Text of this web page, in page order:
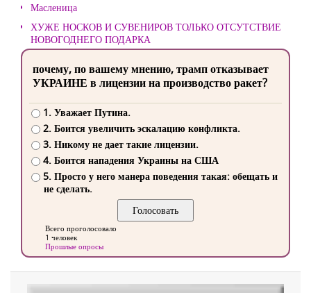
Масленица
ХУЖЕ НОСКОВ И СУВЕНИРОВ ТОЛЬКО ОТСУТСТВИЕ
НОВОГОДНЕГО ПОДАРКА
почему, по вашему мнению, трамп отказывает
УКРАИНЕ в лицензии на производство ракет?
1. Уважает Путина.
2. Боится увеличить эскалацию конфликта.
3. Никому не дает такие лицензии.
4. Боится нападения Украины на США
5. Просто у него манера поведения такая: обещать и
не сделать.
Всего проголосовало
1 человек
Прошлые опросы